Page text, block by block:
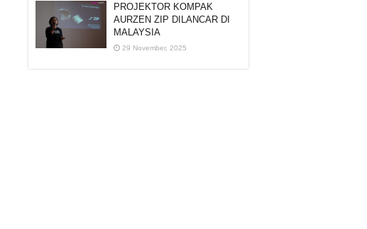
PROJEKTOR KOMPAK
AURZEN ZIP DILANCAR DI
MALAYSIA
29 November, 2025